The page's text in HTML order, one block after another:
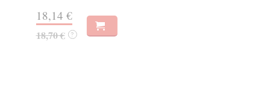
18,14 €
18,70 € ?